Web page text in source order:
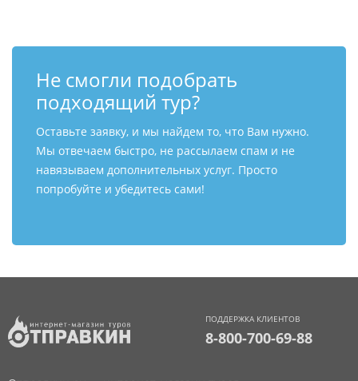
Не смогли подобрать
подходящий тур?
Оставьте заявку, и мы найдем то, что Вам нужно.
Мы отвечаем быстро, не рассылаем спам и не
навязываем дополнительных услуг. Просто
попробуйте и убедитесь сами!
ПОДДЕРЖКА КЛИЕНТОВ
8-800-700-69-88